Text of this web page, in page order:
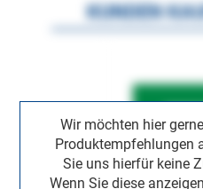
Wir möchten hier
Produktempfehlungen
Sie uns hierfür keine
Wenn Sie diese
KUNDEN